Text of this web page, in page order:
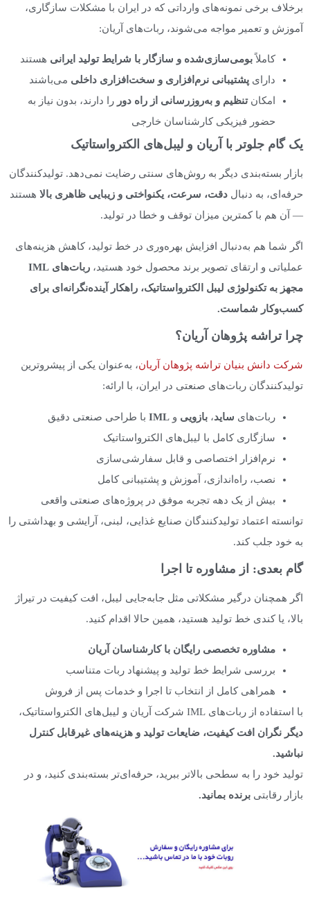
برخلاف برخی نمونه‌های وارداتی که در ایران با مشکلات سازگاری،
آموزش و تعمیر مواجه می‌شوند، ربات‌های آریان:
کاملاً بومی‌سازی‌شده و سازگار با شرایط تولید ایرانی هستند
دارای پشتیبانی نرم‌افزاری و سخت‌افزاری داخلی می‌باشند
امکانتنظیم و به‌روزرسانی از راه دور را دارند، بدون نیاز به
حضور فیزیکی کارشناسان خارجی
یک گام جلوتر با آریان و لیبل‌های الکترواستاتیک
بازار بسته‌بندی دیگر به روش‌های سنتی رضایت نمی‌دهد. تولیدکنندگان
حرفه‌ای، به دنبال دقت، سرعت، یکنواختی و زیبایی ظاهری بالا هستند
— آن هم با کمترین میزان توقف و خطا در تولید.
اگر شما هم به‌دنبال افزایش بهره‌وری در خط تولید، کاهش هزینه‌های
عملیاتی و ارتقای تصویر برند محصول خود هستید، ربات‌های
مجهز به تکنولوژی لیبل الکترواستاتیک، راهکار آینده‌نگرانه‌ای برای
کسب‌وکار شماست.
چرا تراشه پژوهان آریان؟
شرکت دانش بنیان تراشه پژوهان آریان، به‌عنوان یکی از پیشروترین
تولیدکنندگان ربات‌های صنعتی در ایران، با ارائه:
ربات‌های ساید، بازویی و IML با طراحی صنعتی دقیق
سازگاری کامل با لیبل‌های الکترواستاتیک
نرم‌افزار اختصاصی و قابل سفارشی‌سازی
نصب، راه‌اندازی، آموزش و پشتیبانی کامل
بیش از یک دهه تجربه موفق در پروژه‌های صنعتی واقعی
توانسته اعتماد تولیدکنندگان صنایع غذایی، لبنی، آرایشی و بهداشتی را
به خود جلب کند.
گام بعدی: از مشاوره تا اجرا
اگر همچنان درگیر مشکلاتی مثل جابه‌جایی لیبل، افت کیفیت در تیراژ
بالا، یا کندی خط تولید هستید، همین حالا اقدام کنید.
مشاوره تخصصی رایگان با کارشناسان آریان
بررسی شرایط خط تولید و پیشنهاد ربات متناسب
همراهی کامل از انتخاب تا اجرا و خدمات پس از فروش
با استفاده از ربات‌های IML شرکت آریان و لیبل‌های الکترواستاتیک،
دیگر نگران افت کیفیت، ضایعات تولید و هزینه‌های غیرقابل کنترل
نباشید.
تولید خود را به سطحی بالاتر ببرید، حرفه‌ای‌تر بسته‌بندی کنید، و در
بازار رقابتی برنده بمانید.